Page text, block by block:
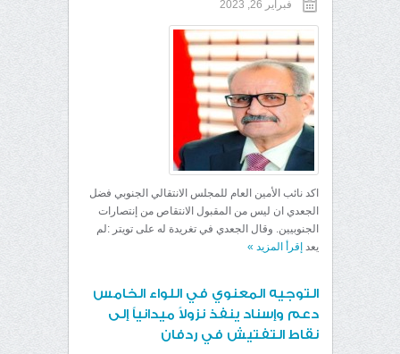
فبراير 26, 2023
اكد نائب الأمين العام للمجلس الانتقالي الجنوبي فضل
الجعدي ان ليس من المقبول الانتقاص من إنتصارات
الجنوبيين. وقال الجعدي في تغريدة له على تويتر :لم
يعد إقرأ المزيد »
التوجيه المعنوي في اللواء الخامس
دعم وإسناد ينفذ نزولاً ميدانياً إلى
نقاط التفتيش في ردفان